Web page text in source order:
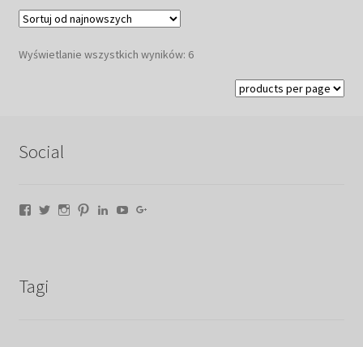
Wyświetlanie wszystkich wyników: 6Posortowane
najnowszych
Social
Facebook
TwitterInstagram
PinterestLinkedIn
YouTube
Tagi